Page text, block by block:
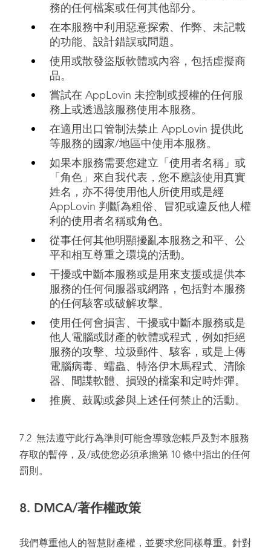
務的任何檔案或任何其他部分。
在本服務中利用惡意探索、作弊、未記載
的功能、設計錯誤或問題。
使用或散發盜版軟體或內容，包括虛擬商
品。
嘗試在 AppLovin 未控制或授權的任何服
務上或透過該服務使用本服務。
在適用出口管制法禁止 AppLovin 提供此
等服務的國家/地區中使用本服務。
如果本服務需要您建立「使用者名稱」或
「角色」來自我代表，您不應該使用真實
姓名，亦不得使用他人所使用或是經
AppLovin 判斷為粗俗、冒犯或違反他人權
利的使用者名稱或角色。
從事任何其他明顯擾亂本服務之和平、公
平和相互尊重之環境的活動。
干擾或中斷本服務或是用來支援或提供本
服務的任何伺服器或網路，包括對本服務
的任何駭客或破解攻擊。
使用任何會損害、干擾或中斷本服務或是
他人電腦或財產的軟體或程式，例如拒絕
服務的攻擊、垃圾郵件、駭客，或是上傳
電腦病毒、蠕蟲、特洛伊木馬程式、清除
器、間諜軟體、損毀的檔案和定時炸彈。
推廣、鼓勵或參與上述任何禁止的活動。
7.2 無法遵守此行為準則可能會導致您帳戶及對本服務
存取的暫停，及/或使您必須承擔第 10 條中指出的任何
罰則。
8. DMCA/著作權政策
我們尊重他人的智慧財產權，並要求您同樣尊重。針對